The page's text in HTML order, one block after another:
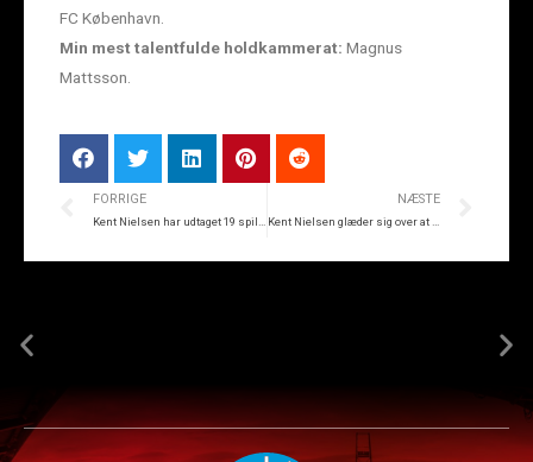
FC København.
Min mest talentfulde holdkammerat: Magnus
Mattsson.
FORRIGE
Kent Nielsen har udtaget 19 spillere til lørdagskamp
NÆSTE
Kent Nielsen glæder sig over at være tilbage